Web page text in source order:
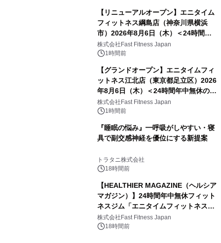
【リニューアルオープン】エニタイム
フィットネス綱島店（神奈川県横浜
市）2026年8月6日（木）＜24時間年
中無休のフィットネスジム＞
株式会社Fast Fitness Japan
1時間前
【グランドオープン】エニタイムフィ
ットネス江北店（東京都足立区）2026
年8月6日（木）＜24時間年中無休のフ
ィットネスジム＞
株式会社Fast Fitness Japan
1時間前
『睡眠の悩み』━呼吸がしやすい・寝
具で副交感神経を優位にする新提案
トラタニ株式会社
18時間前
【HEALTHIER MAGAZINE（ヘルシア
マガジン）】24時間年中無休フィット
ネスジム「エニタイムフィットネス」
のウェブマガジン更新中！ ＜世界
6,000店舗目は、東京・西小山に。エ
株式会社Fast Fitness Japan
18時間前